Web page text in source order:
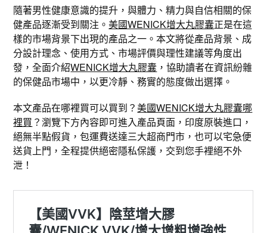
隨著男性健康意識的提升，與體力、精力與自信相關的保
健產品逐漸受到關注。美國WENICK增大丸膠囊正是在這
樣的市場背景下出現的產品之一。本文將從產品背景、成
分設計理念、使用方式、市場評價與理性建議等角度出
發，全面介紹WENICK增大丸膠囊 ，協助讀者在資訊紛雜
的保健品市場中，以更冷靜、務實的態度做出選擇。
本文產品在哪裡買可以買到？美國WENICK增大丸膠囊哪
裡買 ？瀏覽下方內容即可進入產品頁面，印度原裝進口，
絕無半點假貨，包運費送達三大超商門市，也可以宅急便
送貨上門，全程提供絕密隱私保護，交到您手裡絕不外
泄！